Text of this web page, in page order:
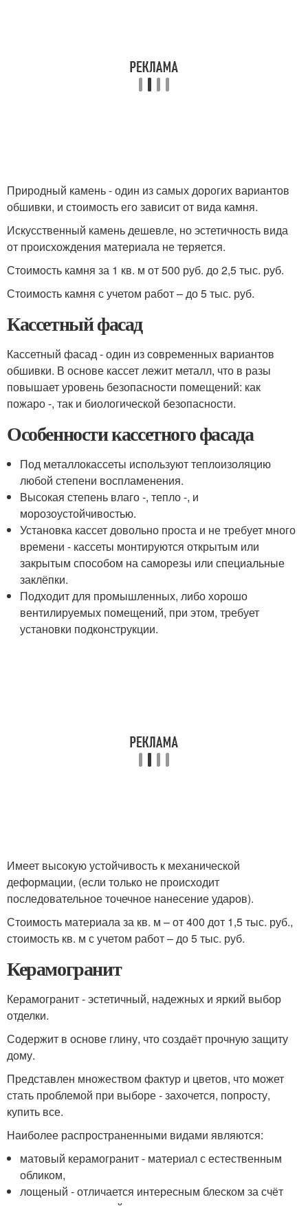
Природный камень - один из самых дорогих вариантов
обшивки, и стоимость его зависит от вида камня.
Искусственный камень дешевле, но эстетичность вида
от происхождения материала не теряется.
Стоимость камня за 1 кв. м от 500 руб. до 2,5 тыс. руб.
Стоимость камня с учетом работ – до 5 тыс. руб.
Кассетный фасад
Кассетный фасад - один из современных вариантов
обшивки. В основе кассет лежит металл, что в разы
повышает уровень безопасности помещений: как
пожаро -, так и биологической безопасности.
Особенности кассетного фасада
Под металлокассеты используют теплоизоляцию
любой степени воспламенения.
Высокая степень влаго -, тепло -, и
морозоустойчивостью.
Установка кассет довольно проста и не требует много
времени - кассеты монтируются открытым или
закрытым способом на саморезы или специальные
заклёпки.
Подходит для промышленных, либо хорошо
вентилируемых помещений, при этом, требует
установки подконструкции.
Имеет высокую устойчивость к механической
деформации, (если только не происходит
последовательное точечное нанесение ударов).
Стоимость материала за кв. м – от 400 дот 1,5 тыс. руб.,
стоимость кв. м с учетом работ – до 5 тыс. руб.
Керамогранит
Керамогранит - эстетичный, надежных и яркий выбор
отделки.
Содержит в основе глину, что создаёт прочную защиту
дому.
Представлен множеством фактур и цветов, что может
стать проблемой при выборе - захочется, попросту,
купить все.
Наиболее распространенными видами являются:
матовый керамогранит - материал с естественным
обликом,
лощеный - отличается интересным блеском за счёт